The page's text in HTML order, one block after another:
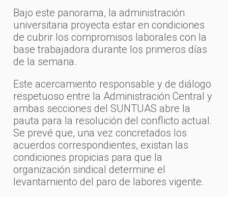
Bajo este panorama, la administración
universitaria proyecta estar en condiciones
de cubrir los compromisos laborales con la
base trabajadora durante los primeros días
de la semana.
Este acercamiento responsable y de diálogo
respetuoso entre la Administración Central y
ambas secciones del SUNTUAS abre la
pauta para la resolución del conflicto actual.
Se prevé que, una vez concretados los
acuerdos correspondientes, existan las
condiciones propicias para que la
organización sindical determine el
levantamiento del paro de labores vigente.